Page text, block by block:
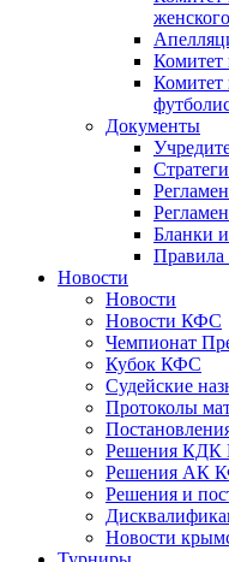
Комитет
Комитет
Документы
Бланки
Правила
Новости
Новости
Новости КФС
Чемпионат
Кубок КФС
Судейские
Протоколы
Решения
Решения АК
Решения и
Новости